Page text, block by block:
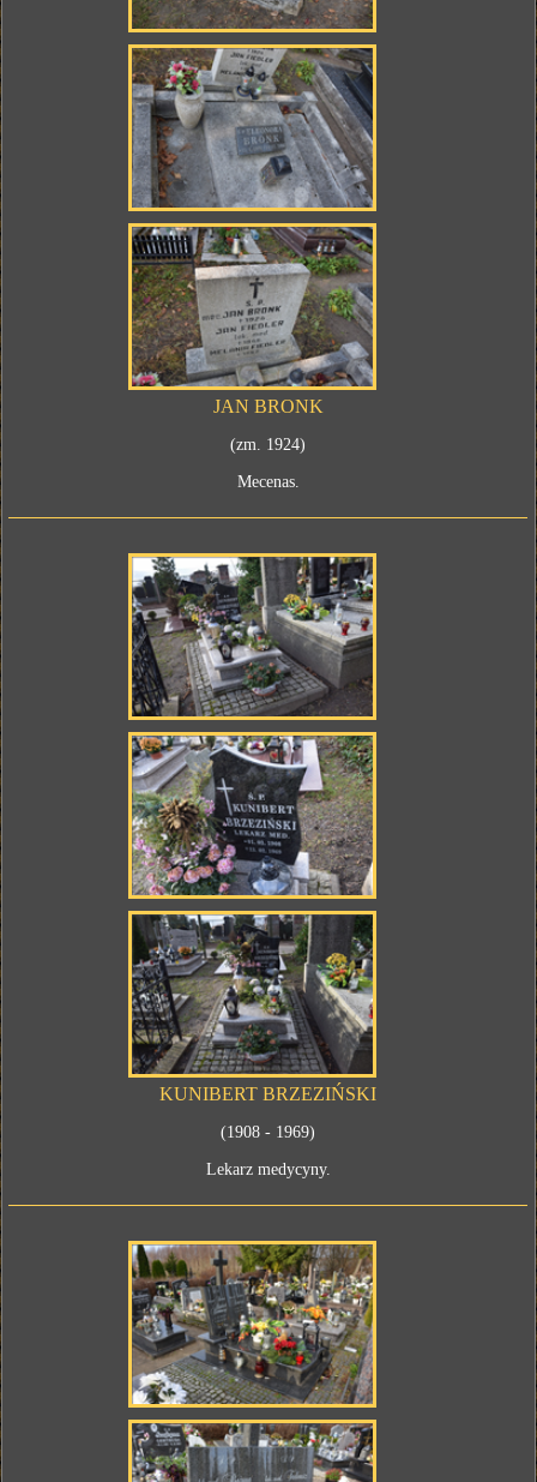
JAN BRONK
(zm. 1924)
Mecenas.
KUNIBERT BRZEZIŃSKI
(1908 - 1969)
Lekarz medycyny.